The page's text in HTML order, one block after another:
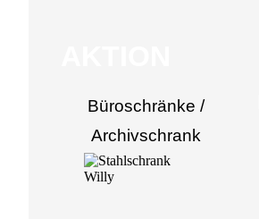
Büroschränke /
Archivschrank